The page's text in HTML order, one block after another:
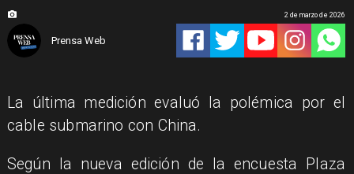
Prensa Web
2 de marzo de 2026
La última medición evaluó la polémica por el
cable submarino con China.
Según la nueva edición de la encuesta Plaza